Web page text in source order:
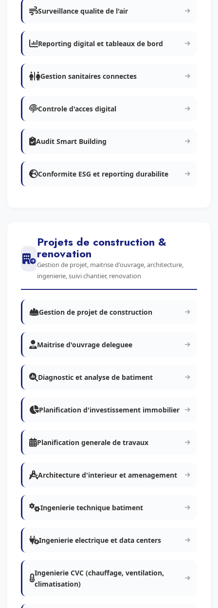
Surveillance qualite de l'air
Reporting digital et tableaux de bord
Gestion sanitaires connectes
Controle d'acces digital
Audit Smart Building
Conformite ESG et reporting durabilite
Projets de construction &
renovation
Gestion de projet, maitrise d'ouvrage, architecture,
ingenierie, suivi chantier, renovation
Gestion de projet de construction
Maitrise d'ouvrage deleguee
Diagnostic et analyse de batiment
Planification d'investissement immobilier
Planification generale de travaux
Architecture d'interieur et amenagement
Ingenierie technique batiment
Ingenierie electrique et data centers
Ingenierie CVC (chauffage, ventilation,
climatisation)